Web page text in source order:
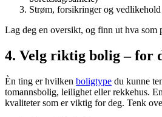
Strøm, forsikringer og vedlikehold
Lag deg en oversikt, og finn ut hva som
4. Velg riktig bolig – for
Èn ting er hvilken boligtype du kunne
tomannsbolig, leilighet eller rekkehus.
kvaliteter som er viktig for deg. Tenk